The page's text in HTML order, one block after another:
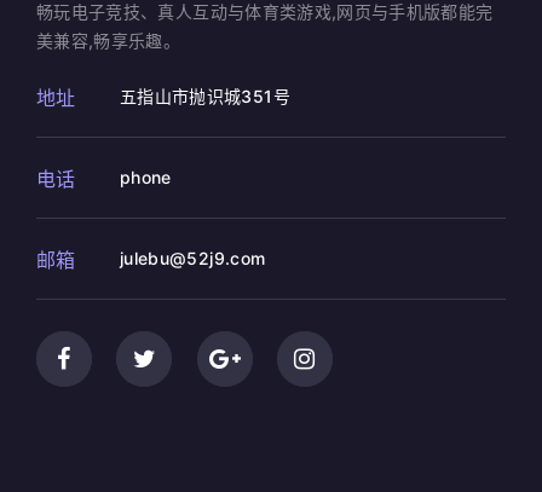
畅玩电子竞技、真人互动与体育类游戏,网页与手机版都能完
美兼容,畅享乐趣。
地址 五指山市抛识城351号
电话 phone
邮箱 julebu@52j9.com